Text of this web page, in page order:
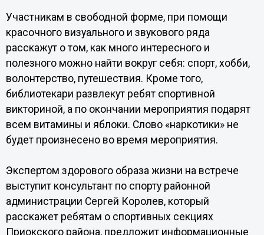
Участникам в свободной форме, при помощи
красочного визуального и звукового ряда
расскажут о том, как много интересного и
полезного можно найти вокруг себя: спорт, хобби,
волонтерство, путешествия. Кроме того,
библиотекари развлекут ребят спортивной
викториной, а по окончании мероприятия подарят
всем витамины и яблоки. Слово «наркотики» не
будет произнесено во время мероприятия.
Экспертом здорового образа жизни на встрече
выступит консультант по спорту районной
администрации Сергей Королев, который
расскажет ребятам о спортивных секциях
Приокского района, предложит информационные